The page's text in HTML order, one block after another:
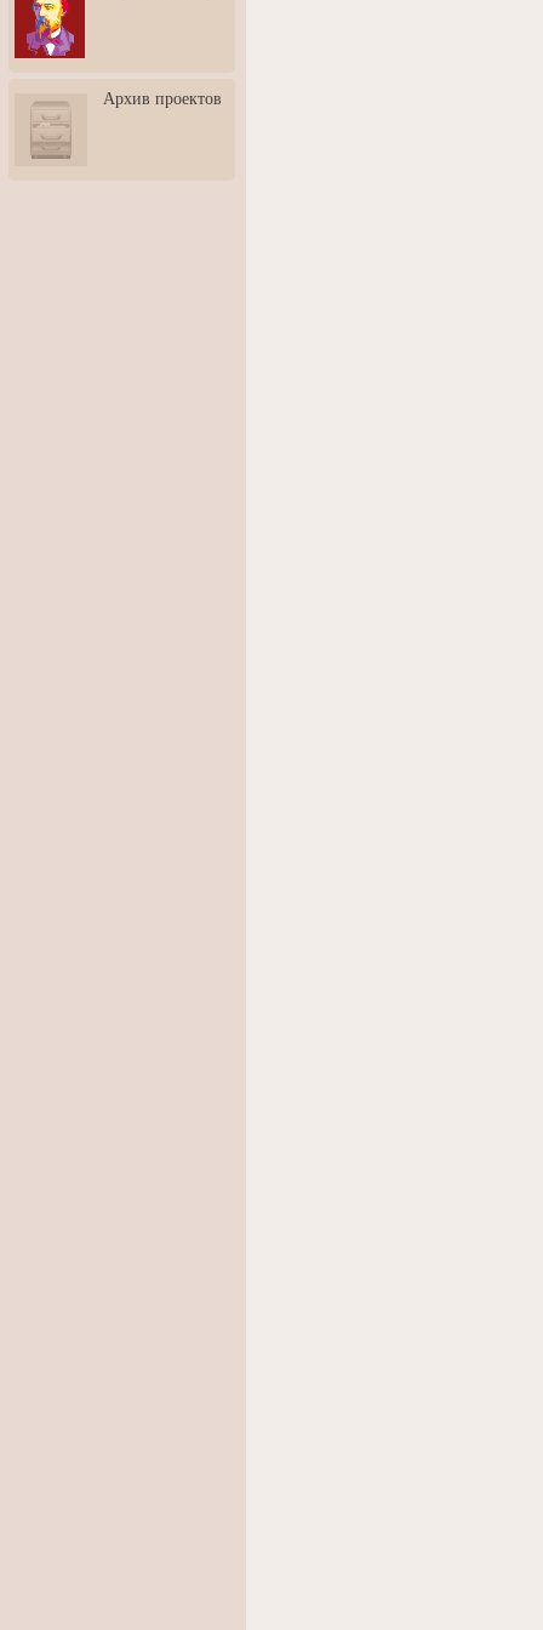
3: Обусловленности
человека и их влияние на
карьеру
скульптором Дмитрием
Тугариновым
АртБульвар в День города
Архив проектов